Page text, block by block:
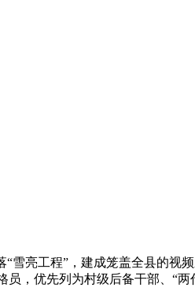
亮工程”，建成笼盖全县的视
，优先列为村级后备干部、“